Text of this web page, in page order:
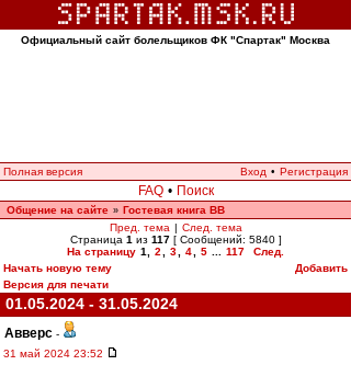
Официальный сайт болельщиков ФК "Спартак" Москва
Полная версия Вход • Регистрация
FAQ • Поиск
Общение на сайте » Гостевая книга ВВ
Пред. тема | След. тема
Страница 1 из 117[ Сообщений: 5840 ]
На страницу 1 2 3 4 5 117
След.
Начать новую тему
Добавить
Версия для печати
01.05.2024 - 31.05.2024
Авверс -
31 май 2024 23:52